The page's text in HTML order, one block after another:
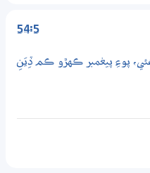
54:5
هئي، پوءِ پيغمبر ڪهڙو ڪم ڏِيَنِ